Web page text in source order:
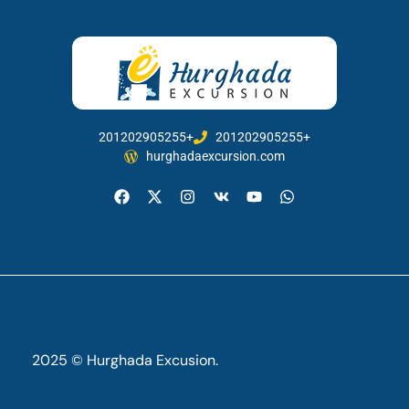
201202905255+
201202905255+
hurghadaexcursion.com
2025 © Hurghada Excusion.